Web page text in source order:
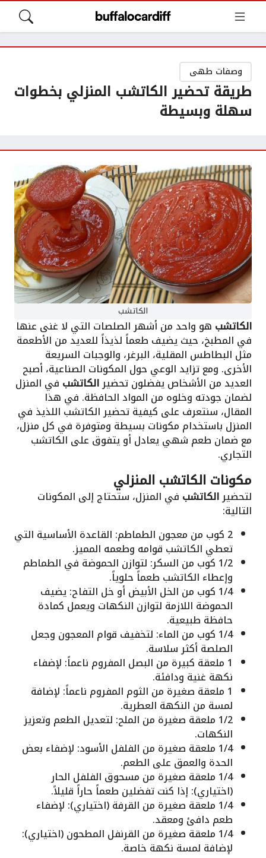
وصفات طهى
طريقة تحضير الكاتشب المنزلي بخطوات
سهلة وبسيطة
الكاتشب
الكاتشب هو واحد من أشهر الصلصات التي لا غنى عنها
في المطبخ، حيث يضيف طعماً لذيذاً للعديد من الأطعمة
مثل البطاطس المقلية، البرغر، والوجبات السريعة
الأخرى. ومع تزايد الوعي حول المكونات الصناعية، أصبح
العديد من الأشخاص يفضلون تحضيرالكاتشب في المنزل
لضمان جودته وخلوه من المواد الحافظة. في هذا
المقال، سنتعرف على كيفية تحضير الكاتشب اللذيذ في
المنزل باستخدام مكونات بسيطة ومتوفرة في كل منزل،
مع ضمان طعم شهي يعادل أو يتفوق على الكاتشب
التجاري.
مكونات الكاتشب المنزلي
لتحضيرالكاتشب في المنزل، ستحتاج إلى المكونات
التالية:
2 كوب من معجون الطماطم: القاعدة الأساسية التي
تعطي الكاتشب قوامه وطعمه المميز.
1/2 كوب من السكر: لتوازن الحموضة في الطماطم
وإعطاء الكاتشب طعماً حلوياً.
1/4 كوب من الخل الأبيض أو خل التفاح: يضيف
الحموضة اللازمة لتوازن النكهات ويعمل كمادة
حافظة طبيعية.
1/4 كوب من الماء: لتخفيف قوام المعجون وجعل
الصلصة أكثر سلاسة.
1 ملعقة كبيرة من البصل المفروم ناعماً: لإضفاء
نكهة غنية ودافئة.
1 ملعقة صغيرة من الثوم المفروم ناعماً: لإضافة
لمسة من النكهة العطرية.
1/2 ملعقة صغيرة من الملح: لتعديل الطعم وتعزيز
النكهات.
1/4 ملعقة صغيرة من الفلفل الأسود: لإضفاء بعض
الحدة والعمق على الطعم.
1/4 ملعقة صغيرة من مسحوق الفلفل الحار
(اختياري): إذا كنت تفضلين طعماً حاراً قليلاً.
1/4 ملعقة صغيرة من القرفة (اختياري): لإضفاء
طعم دافئ ومعقد.
1/4 ملعقة صغيرة من القرنفل المطحون (اختياري):
لإضافة لمسة نكهة خاصة.